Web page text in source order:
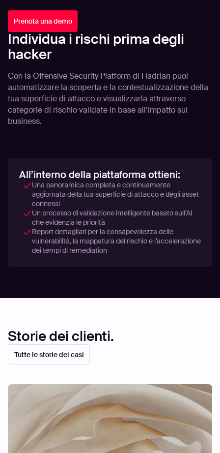
Individua i rischi prima degli
hacker
Con la Offensive Security Platform di Hadrian puoi
automatizzare la scoperta e la contestualizzazione della
tua superficie di attacco e visualizzarla attraverso
categorie di rischio validate in base all’impatto sul
business.
Prenota una demo
All’interno della piattaforma ottieni:
Una panoramica completa e continuamente
aggiornata della tua superficie di attacco e degli asset
connessi
Un processo di validazione intelligente basato sull’AI
che evidenzia le priorità
Report dettagliati per la consapevolezza delle
vulnerabilità, la mappatura del rischio e l’accelerazione
dei tempi di remediation
Storie dei clienti.
Tutte le storie dei casi